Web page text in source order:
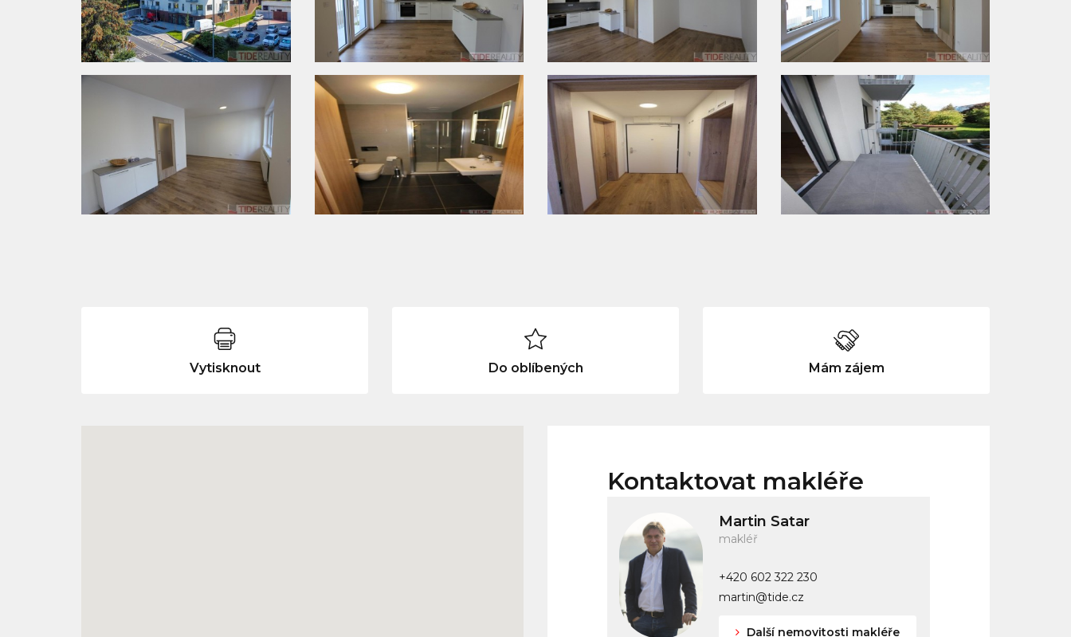
Vytisknout Do oblíbených Mám zájem
Kontaktovat makléře
Martin Satar
makléř
+420 602 322 230
martin@tide.cz
Další nemovitosti makléře